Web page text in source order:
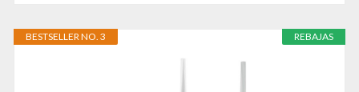
REBAJAS
BESTSELLER NO. 3